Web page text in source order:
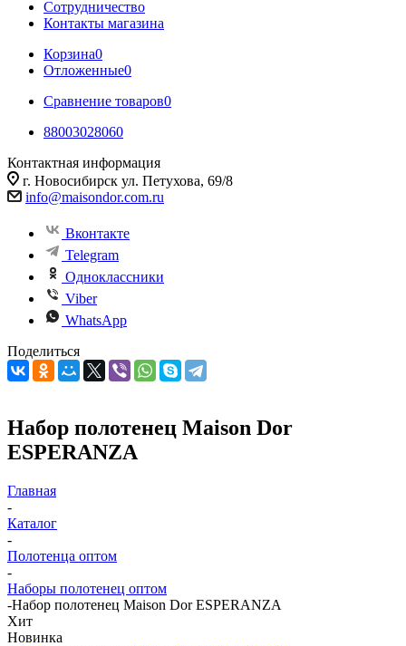
Сотрудничество
Контакты магазина
Корзина0
Отложенные0
Сравнение товаров0
88003028060
Контактная информация
г. Новосибирск ул. Петухова, 69/8
info@maisondor.com.ru
Вконтакте
Telegram
Одноклассники
Viber
WhatsApp
Поделиться
Набор полотенец Maison Dor
ESPERANZA
Главная
-
Каталог
-
Полотенца оптом
-
Наборы полотенец оптом
-Набор полотенец Maison Dor ESPERANZA
Хит
Новинка